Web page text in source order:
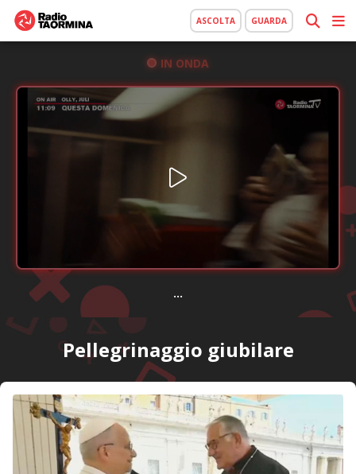
ASCOLTA GUARDA
IN ONDA
...
Pellegrinaggio giubilare